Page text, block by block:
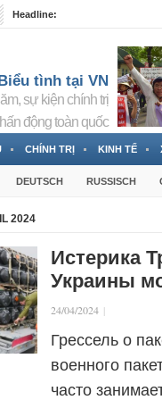
Headline:
tình tại VN
sự kiện chính trị
động toàn quốc
CHÍNH TRỊ KINH TẾ
DEUTSCH RUSSISCH
2024
Истерика
Украины
24/04/2024 |
Грессель о
военного
часто